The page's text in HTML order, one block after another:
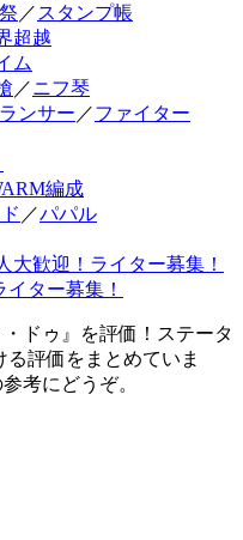
／ スタンプ帳
超越
ム
／ニフ琴
ランサー ／ファイター
編成
／パパル
大歓迎！ライター募集！
ター募集！
ドゥ』を評価！ステータ
評価をまとめていま
考にどうぞ。